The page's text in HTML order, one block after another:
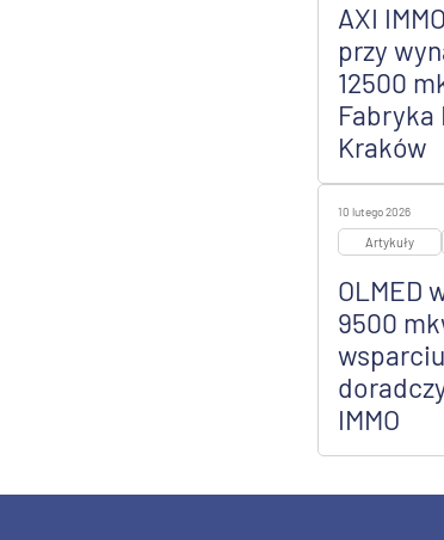
AXI
przy
12500
Fabryka
Kraków
10 lutego 2026
Artykuły
OLMED
9500
wsparciu
IMMO